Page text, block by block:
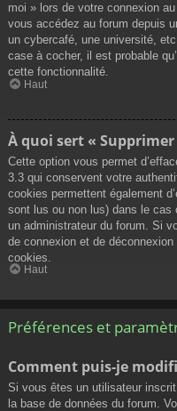
moi » lors de votre connexion
vous accédez au forum depuis
un cybercafé, une université,
case à cocher, il est probable
cette fonctionnalité.
Haut
À quoi sert « Supprimer
Cette option vous permet
3.3 qui conservent votre
cookies permettent également
sont lus ou non lus) dans le
un administrateur du forum. Si
de connexion et de
cookies.
Haut
Préférences et
Comment puis-je
Si vous êtes un utilisateur
la base de données du forum.